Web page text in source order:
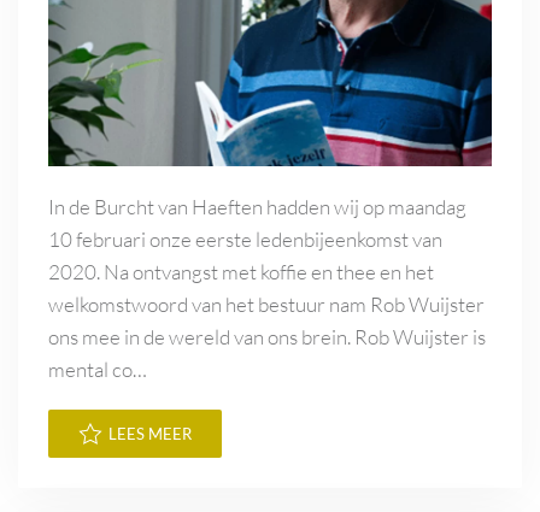
In de Burcht van Haeften hadden wij op maandag
10 februari onze eerste ledenbijeenkomst van
2020. Na ontvangst met koffie en thee en het
welkomstwoord van het bestuur nam Rob Wuijster
ons mee in de wereld van ons brein. Rob Wuijster is
mental co…
LEES MEER